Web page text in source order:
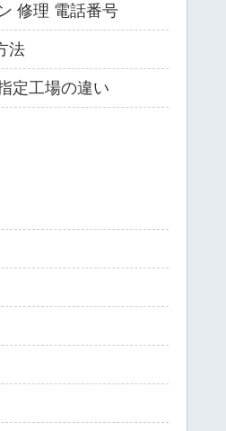
修理 電話番号
法
定工場の違い